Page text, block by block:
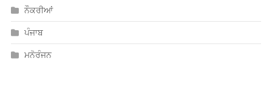
ਨੌਕਰੀਆਂ
ਪੰਜਾਬ
ਮਨੋਰੰਜਨ